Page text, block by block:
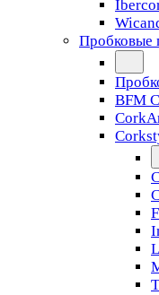
Пробковые
BFM